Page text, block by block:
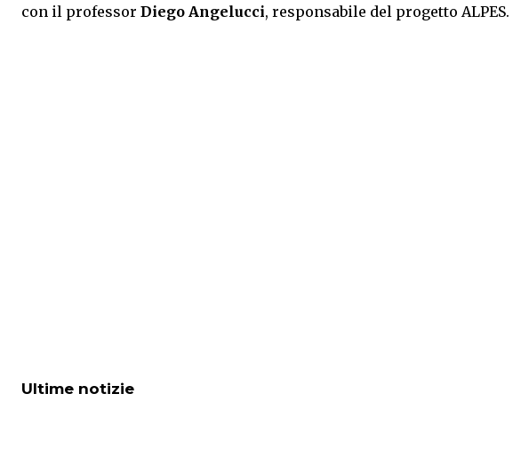
con il professor Diego Angelucci, responsabile del progetto ALPES.
Ultime notizie